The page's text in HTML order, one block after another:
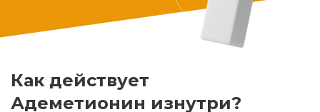
Как действует
Адеметионин изнутри?